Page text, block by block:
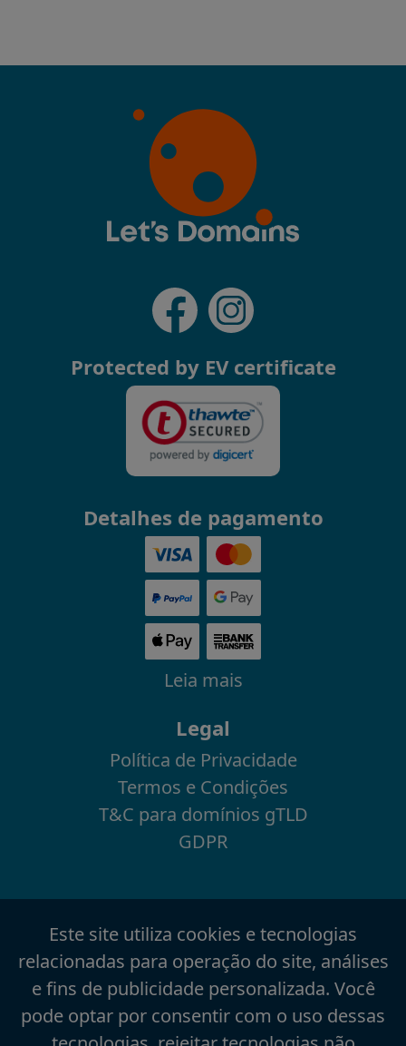
Protected by EV certificate
Detalhes de pagamento
Leia mais
Legal
Política de Privacidade
Termos e Condições
T&C para domínios gTLD
GDPR
Este site utiliza cookies e tecnologias
relacionadas para operação do site, análises
e fins de publicidade personalizada. Você
pode optar por consentir com o uso dessas